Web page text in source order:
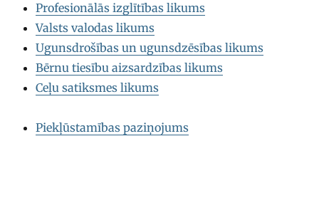
Profesionālās izglītības likums
Valsts valodas likums
Ugunsdrošības un ugunsdzēsības likums
Bērnu tiesību aizsardzības likums
Ceļu satiksmes likums
Piekļūstamības paziņojums